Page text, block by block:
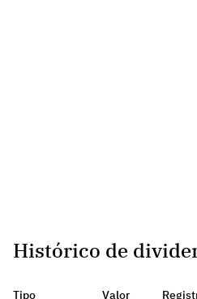
Histórico de
Tipo Valor